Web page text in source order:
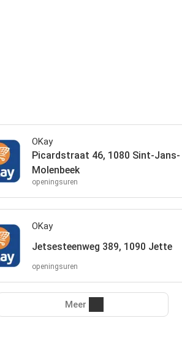
OKay
Picardstraat 46, 1080 Sint-Jans-
Molenbeek
openingsuren
OKay
Jetsesteenweg 389, 1090 Jette
openingsuren
Meer